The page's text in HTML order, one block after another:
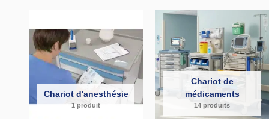
Chariot d'anesthésie
1 produit
Chariot de
médicaments
14 produits